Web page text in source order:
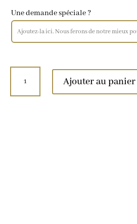
Une demande spéciale ?
quantité de CARAMELS aux FRUITS
Ajouter au panier